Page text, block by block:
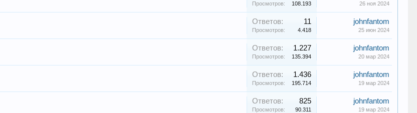
Просмотров: 108.193 26 ноя 2024
Ответов: 11
Просмотров: 4.418
johnfantom
25 июн 2024
Ответов: 1.227
Просмотров: 135.394
johnfantom
20 мар 2024
Ответов: 1.436
Просмотров: 195.714
johnfantom
19 мар 2024
Ответов: 825
Просмотров: 90.311
johnfantom
19 мар 2024